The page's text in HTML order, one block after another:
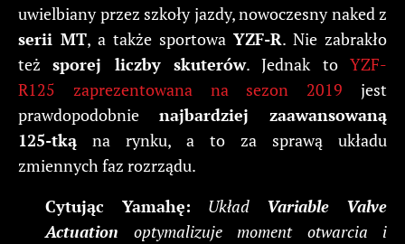
uwielbiany przez szkoły jazdy, nowoczesny naked z
serii MT, a także sportowa YZF-R. Nie zabrakło
teżsporej liczby skuterów. Jednak toYZF-
R125 zaprezentowana na sezon 2019 jest
prawdopodobnie najbardziej zaawansowaną
125-tką na rynku, a to za sprawą układu
zmiennych faz rozrządu.
Cytując Yamahę: Układ Variable Valve
Actuation optymalizuje moment otwarcia i